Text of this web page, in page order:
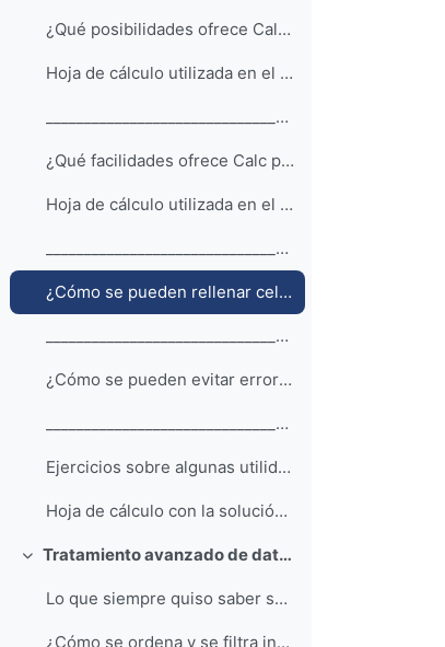
¿Qué posibilidades ofrece Calc para imprimir?
Hoja de cálculo utilizada en el vídeo: formulas_2.ods
__________________________________________________...
¿Qué facilidades ofrece Calc para revisar las hojas de cálculo?
Hoja de cálculo utilizada en el vídeo: formulas_3.ods
__________________________________________________...
¿Cómo se pueden rellenar celdas de forma automática?
__________________________________________________...
¿Cómo se pueden evitar errores al introducir datos?
__________________________________________________...
Ejercicios sobre algunas utilidades de Calc
Hoja de cálculo con la solución a los ejercicios sobre utilidades
Colapsar Tratamiento avanzado de datos
Lo que siempre quiso saber sobre el tratamiento de...
¿Cómo se ordena y se filtra información en una tabla de datos?